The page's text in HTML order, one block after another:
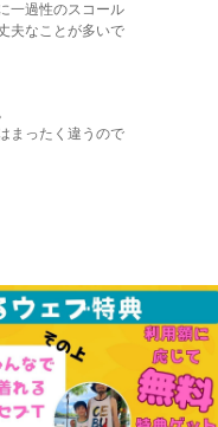
一過性のスコール
夫なことが多いで
まったく違うので